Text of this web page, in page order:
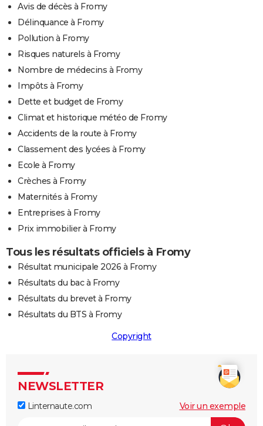
Avis de décès à Fromy
Délinquance à Fromy
Pollution à Fromy
Risques naturels à Fromy
Nombre de médecins à Fromy
Impôts à Fromy
Dette et budget de Fromy
Climat et historique météo de Fromy
Accidents de la route à Fromy
Classement des lycées à Fromy
Ecole à Fromy
Crèches à Fromy
Maternités à Fromy
Entreprises à Fromy
Prix immobilier à Fromy
Tous les résultats officiels à Fromy
Résultat municipale 2026 à Fromy
Résultats du bac à Fromy
Résultats du brevet à Fromy
Résultats du BTS à Fromy
Copyright
NEWSLETTER
Linternaute.com Voir un exemple